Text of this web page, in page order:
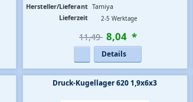
Hersteller/Lieferant Tamiya
Lieferzeit
2-5 Werktage
11,49  8,04 *
Details
Druck-Kugellager 620 1,9x6x3